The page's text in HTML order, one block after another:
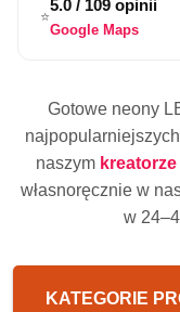
⭐
5.0 / 109 opinii
Google Maps
Gotowe neony
naszym
własnoręcznie w
w
KATEGORIE